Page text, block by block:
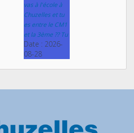
vas à l'école à
Chuzelles et tu
es entre le CM1
et la 3ème ?? Tu
Date : 2026-
08-28